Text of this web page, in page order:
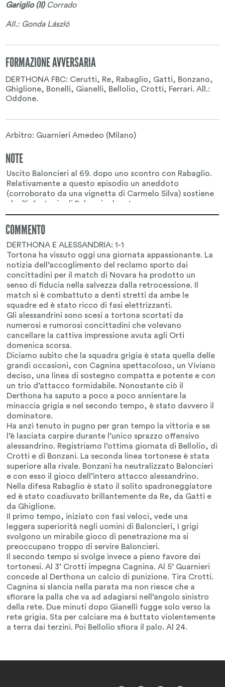
Gariglio (II)Corrado
All.: Gonda László
FORMAZIONE AVVERSARIA
DERTHONA FBC: Cerutti, Re, Rabaglio, Gatti, Bonzano,
Ghiglione, Bonelli, Gianelli, Bellolio, Crotti, Ferrari. All.:
Oddone.
Arbitro: Guarnieri Amedeo (Milano)
NOTE
COMMENTO